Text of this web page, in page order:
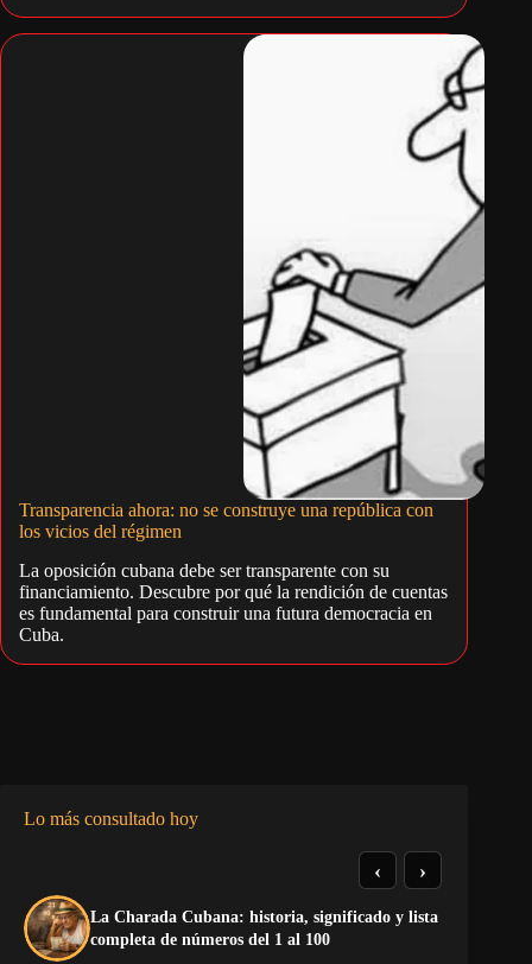
Transparencia ahora: no se construye una república con
los vicios del régimen
La oposición cubana debe ser transparente con su
financiamiento. Descubre por qué la rendición de cuentas
es fundamental para construir una futura democracia en
Cuba.
Lo más consultado hoy
La Charada Cubana: historia, significado y lista
completa de números del 1 al 100
‹ ›